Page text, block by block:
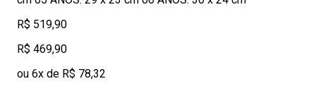
R$ 519,90
R$ 469,90
ou 6x de R$ 78,32